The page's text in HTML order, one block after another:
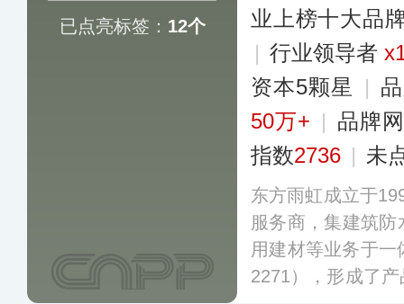
已点亮标签： 12个
业上榜十大品
| 行业领导者
资本5颗星
|
50万+ | 品牌
指数2736 | 未
东方雨虹成立于
服务商，集建筑
用建材等业务于
2271），形成了